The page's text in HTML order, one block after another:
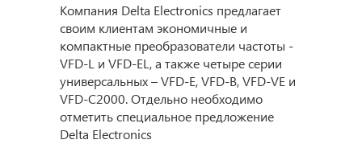
Компания Delta Electronics предлагает
своим клиентам экономичные и
компактные преобразователи частоты -
VFD-L и VFD-EL, а также четыре серии
универсальных – VFD-E, VFD-B, VFD-VE и
VFD-C2000. Отдельно необходимо
отметить специальное предложение
Delta Electronics